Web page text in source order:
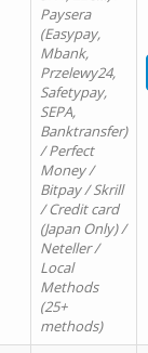
Paysera
(Easypay,
Mbank,
Przelewy24,
Safetypay,
SEPA,
Banktransfer)
/ Perfect
Money /
Bitpay / Skrill
/ Credit card
(Japan Only) /
Neteller /
Local
Methods
(25+
methods)